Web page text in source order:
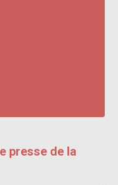
presse de la